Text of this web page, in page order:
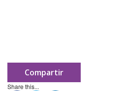
Compartir
Share this...